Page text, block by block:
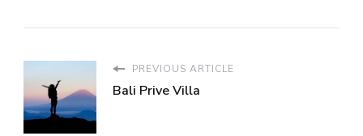
PREVIOUS ARTICLE
Bali Prive Villa